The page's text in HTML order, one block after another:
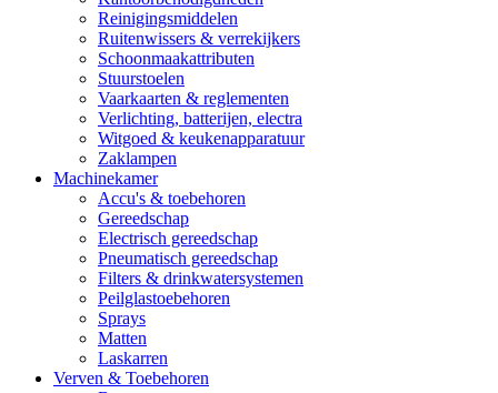
Reinigingsmiddelen
Ruitenwissers & verrekijkers
Schoonmaakattributen
Stuurstoelen
Vaarkaarten & reglementen
Verlichting, batterijen, electra
Witgoed & keukenapparatuur
Zaklampen
Machinekamer
Accu's & toebehoren
Gereedschap
Electrisch gereedschap
Pneumatisch gereedschap
Filters & drinkwatersystemen
Peilglastoebehoren
Sprays
Matten
Laskarren
Verven & Toebehoren